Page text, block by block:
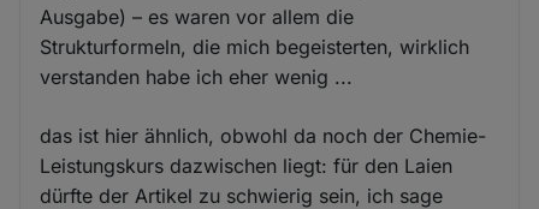
Ausgabe) – es waren vor allem die
Strukturformeln, die mich begeisterten, wirklich
verstanden habe ich eher wenig ...
das ist hier ähnlich, obwohl da noch der Chemie-
Leistungskurs dazwischen liegt: für den Laien
dürfte der Artikel zu schwierig sein, ich sage